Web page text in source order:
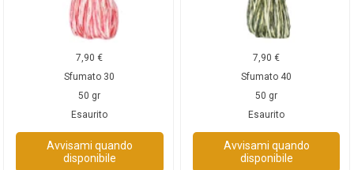
7,90€
Sfumato 30
50 gr
Esaurito
Avvisami quando
disponibile
7,90€
Sfumato 40
50 gr
Esaurito
Avvisami quando
disponibile